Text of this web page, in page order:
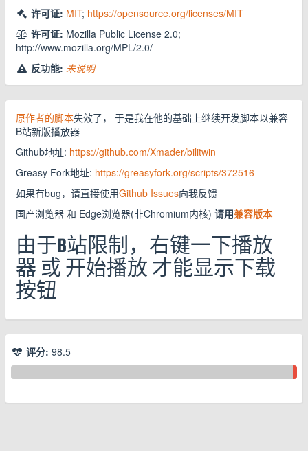
许可证: MIT; https://opensource.org/licenses/MIT
许可证: Mozilla Public License 2.0;
http://www.mozilla.org/MPL/2.0/
反功能: 未说明
原作者的脚本失效了， 于是我在他的基础上继续开发脚本以兼容
B站新版播放器
Github地址: https://github.com/Xmader/bilitwin
Greasy Fork地址: https://greasyfork.org/scripts/372516
如果有bug，请直接使用Github Issues向我反馈
国产浏览器 和 Edge浏览器(非Chromium内核) 请用兼容版本
由于B站限制，右键一下播放
器 或 开始播放 才能显示下载
按钮
评分: 98.5